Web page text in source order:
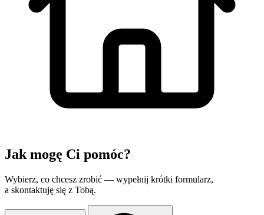
Jak mogę Ci pomóc?
Wybierz, co chcesz zrobić — wypełnij krótki formularz,
a skontaktuję się z Tobą.